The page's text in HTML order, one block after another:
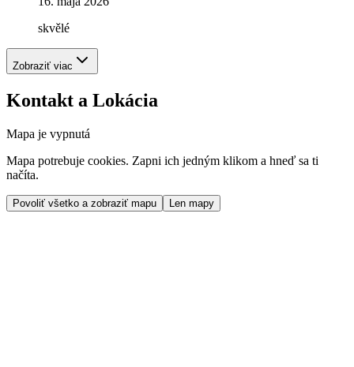
skvělé
Zobraziť viac
Kontakt a Lokácia
Mapa je vypnutá
Mapa potrebuje cookies. Zapni ich jedným klikom a hneď sa ti
načíta.
Povoliť všetko a zobraziť mapu Len mapy